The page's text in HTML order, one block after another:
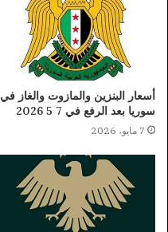
أسعار البنزين والمازوت والغاز في
سوريا بعد الرفع في 7 5 2026
7 مايو، 2026